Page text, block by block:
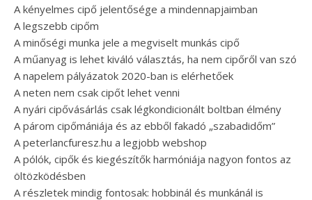
A kényelmes cipő jelentősége a mindennapjaimban
A legszebb cipőm
A minőségi munka jele a megviselt munkás cipő
A műanyag is lehet kiváló választás, ha nem cipőről van szó
A napelem pályázatok 2020-ban is elérhetőek
A neten nem csak cipőt lehet venni
A nyári cipővásárlás csak légkondicionált boltban élmény
A párom cipőmániája és az ebből fakadó „szabadidőm”
A peterlancfuresz.hu a legjobb webshop
A pólók, cipők és kiegészítők harmóniája nagyon fontos az
öltözködésben
A részletek mindig fontosak: hobbinál és munkánál is